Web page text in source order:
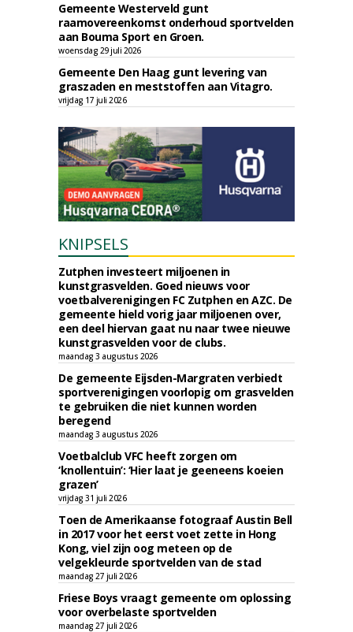
Gemeente Westerveld gunt
raamovereenkomst onderhoud sportvelden
aan Bouma Sport en Groen.
woensdag 29 juli 2026
Gemeente Den Haag gunt levering van
graszaden en meststoffen aan Vitagro.
vrijdag 17 juli 2026
KNIPSELS
Zutphen investeert miljoenen in
kunstgrasvelden. Goed nieuws voor
voetbalverenigingen FC Zutphen en AZC. De
gemeente hield vorig jaar miljoenen over,
een deel hiervan gaat nu naar twee nieuwe
kunstgrasvelden voor de clubs.
maandag 3 augustus 2026
De gemeente Eijsden-Margraten verbiedt
sportverenigingen voorlopig om grasvelden
te gebruiken die niet kunnen worden
beregend
maandag 3 augustus 2026
Voetbalclub VFC heeft zorgen om
‘knollentuin’: ‘Hier laat je geeneens koeien
grazen’
vrijdag 31 juli 2026
Toen de Amerikaanse fotograaf Austin Bell
in 2017 voor het eerst voet zette in Hong
Kong, viel zijn oog meteen op de
velgekleurde sportvelden van de stad
maandag 27 juli 2026
Friese Boys vraagt gemeente om oplossing
voor overbelaste sportvelden
maandag 27 juli 2026